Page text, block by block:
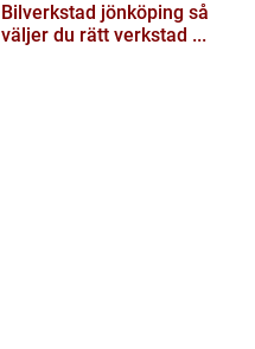
Bilverkstad jönköping så
väljer du rätt verkstad ...